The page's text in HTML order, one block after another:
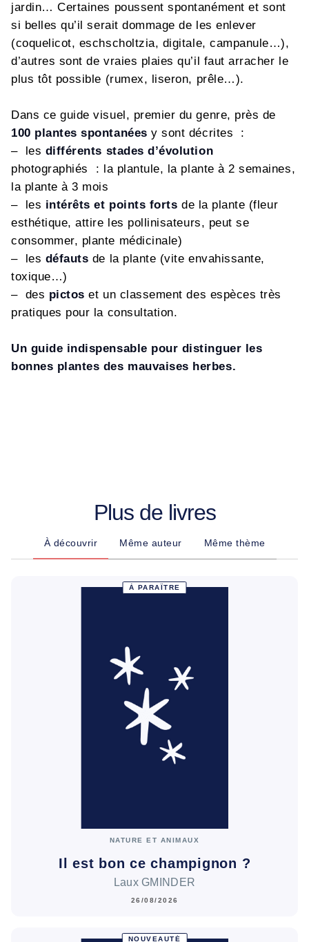
jardin… Certaines poussent spontanément et sont
si belles qu’il serait dommage de les enlever
(coquelicot, eschscholtzia, digitale, campanule…),
d’autres sont de vraies plaies qu’il faut arracher le
plus tôt possible (rumex, liseron, prêle…).
Dans ce guide visuel, premier du genre, près de
100 plantes spontanées y sont décrites :
– les différents stades d’évolution
photographiés : la plantule, la plante à 2 semaines,
la plante à 3 mois
– les intérêts et points forts de la plante (fleur
esthétique, attire les pollinisateurs, peut se
consommer, plante médicinale)
– les défauts de la plante (vite envahissante,
toxique…)
– des pictos et un classement des espèces très
pratiques pour la consultation.
Un guide indispensable pour distinguer les
bonnes plantes des mauvaises herbes.
Plus de livres
À découvrir Même auteur Même thème
À PARAÎTRE
NATURE ET ANIMAUX
Il est bon ce champignon ?
Laux GMINDER
26/08/2026
NOUVEAUTÉ